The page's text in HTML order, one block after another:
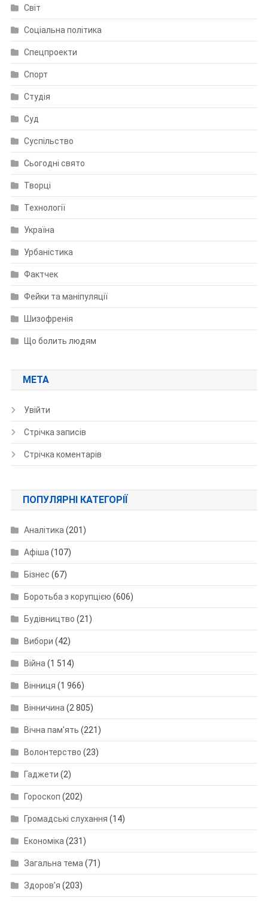
Світ
Соціальна політика
Спецпроекти
Спорт
Студія
Суд
Суспільство
Сьогодні свято
Творці
Технології
Україна
Урбаністика
Фактчек
Фейки та маніпуляції
Шизофренія
Що болить людям
МЕТА
Увійти
Стрічка записів
Стрічка коментарів
ПОПУЛЯРНІ КАТЕГОРІЇ
Аналітика(201)
Афіша(107)
Бізнес (67)
Боротьба з корупцією (606)
Будівництво (21)
Вибори (42)
Війна(1 514)
Вінниця (1 966)
Вінничина(2 805)
Вічна пам'ять (221)
Волонтерство (23)
Гаджети (2)
Гороскоп (202)
Громадські слухання (14)
Економіка(231)
Загальна тема(71)
Здоров'я (203)